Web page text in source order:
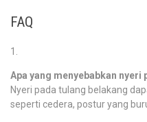
FAQ
Apa yang menyebabkan nyeri
Nyeri pada tulang belakang
seperti cedera, postur yang